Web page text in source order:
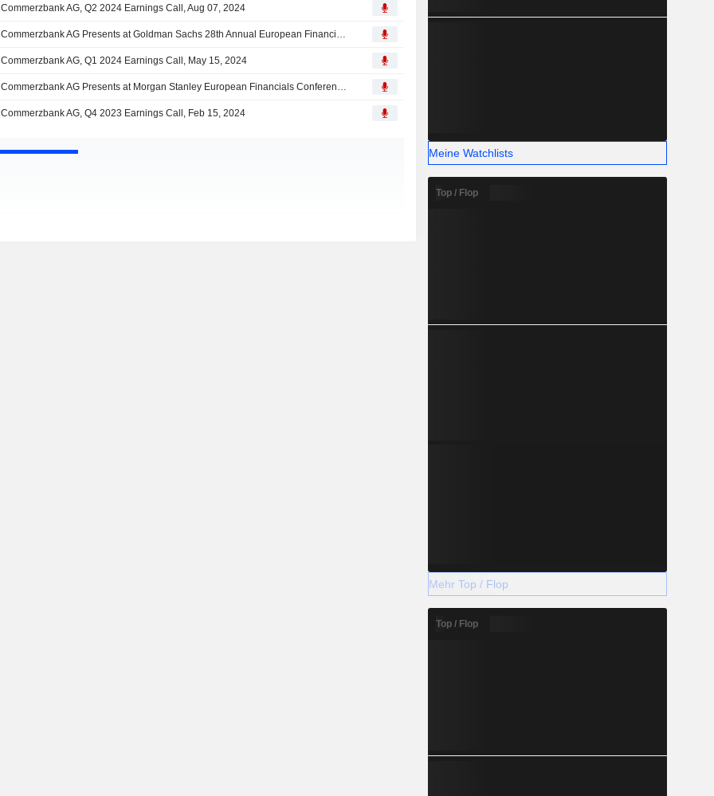
Commerzbank AG, Q2 2024 Earnings Call, Aug 07, 2024
Commerzbank AG Presents at Goldman Sachs 28th Annual European Financials conference, Jun-06-2024 10:25 AM
Commerzbank AG, Q1 2024 Earnings Call, May 15, 2024
Commerzbank AG Presents at Morgan Stanley European Financials Conference, Mar-14-2024 08:00 AM
Commerzbank AG, Q4 2023 Earnings Call, Feb 15, 2024
Meine Watchlists
Top / Flop
Mehr Top / Flop
Top / Flop